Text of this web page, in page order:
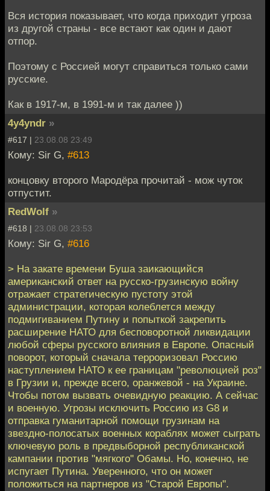
Вся история показывает, что когда приходит угроза
из другой страны - все встают как один и дают
отпор.
Поэтому с Россией могут справиться только сами
русские.
Как в 1917-м, в 1991-м и так далее ))
4y4yndr »
#617 | 23.08.08 23:49
Кому: Sir G, #613
концовку второго Мародёра прочитай - мож чуток
отпустит.
RedWolf »
#618 | 23.08.08 23:53
Кому: Sir G, #616
> На закате времени Буша заикающийся
американский ответ на русско-грузинскую войну
отражает стратегическую пустоту этой
администрации, которая колеблется между
подмигиванием Путину и попыткой закрепить
расширение НАТО для бесповоротной ликвидации
любой сферы русского влияния в Европе. Опасный
поворот, который сначала терроризовал Россию
наступлением НАТО к ее границам "революцией роз"
в Грузии и, прежде всего, оранжевой - на Украине.
Чтобы потом вызвать очевидную реакцию. А сейчас
и военную. Угрозы исключить Россию из G8 и
отправка гуманитарной помощи грузинам на
звездно-полосатых военных кораблях может сыграть
ключевую роль в предвыборной республиканской
кампании против "мягкого" Обамы. Но, конечно, не
испугает Путина. Уверенного, что он может
положиться на партнеров из "Старой Европы".